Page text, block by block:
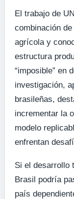
El trabajo de
combinación
agrícola y
estructura
“imposible” en
investigación,
brasileñas,
incrementar la
modelo
enfrentan
Si el desarrollo
Brasil podría
país